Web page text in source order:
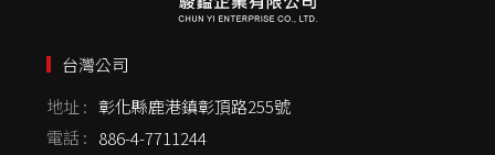
台灣公司
地址 : 彰化縣鹿港鎮彰頂路255號
電話 : 886-4-7711244